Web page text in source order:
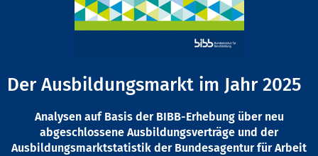
Der Ausbildungsmarkt im Jahr 2025
Analysen auf Basis der BIBB-Erhebung über neu
abgeschlossene Ausbildungsverträge und der
Ausbildungsmarktstatistik der Bundesagentur für Arbeit